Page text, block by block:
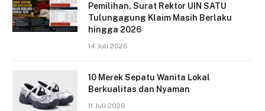
Pemilihan, Surat Rektor UIN SATU
Tulungagung Klaim Masih Berlaku
hingga 2026
14 Juli 2026
10 Merek Sepatu Wanita Lokal
Berkualitas dan Nyaman
11 Juli 2026